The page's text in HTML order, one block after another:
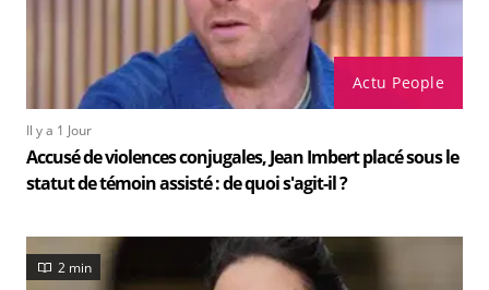
Actu People
Il y a 1 Jour
Accusé de violences conjugales, Jean Imbert placé sous le
statut de témoin assisté : de quoi s'agit-il ?
2 min